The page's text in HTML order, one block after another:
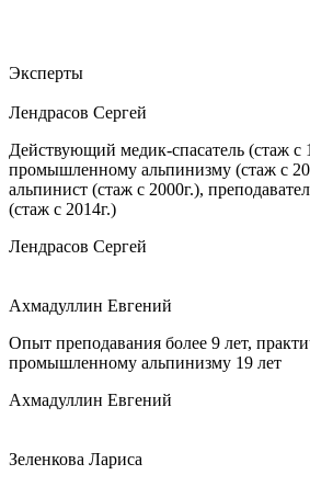
Эксперты
Лендрасов Сергей
Действующий медик-спасатель (стаж с
промышленному альпинизму (стаж с
альпинист (стаж с 2000г.),
(стаж с 2014г.)
Лендрасов Сергей
Ахмадуллин Евгений
Опыт преподавания более 9 лет,
промышленному альпинизму 19 лет
Ахмадуллин Евгений
Зеленкова Лариса